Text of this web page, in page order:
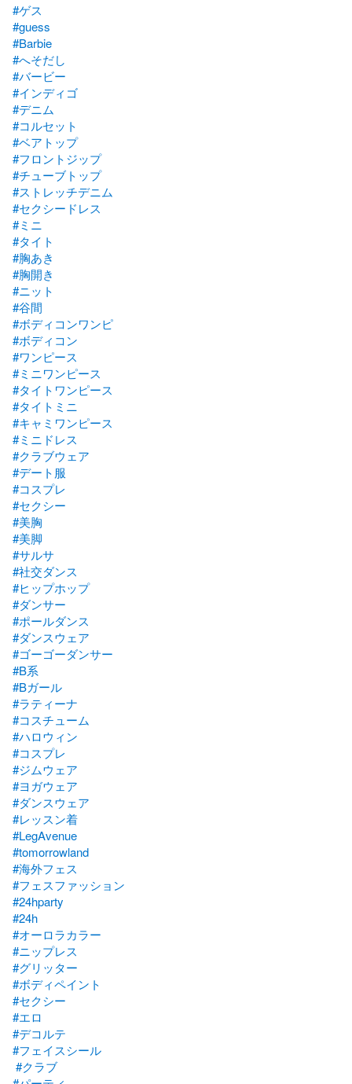
#ゲス
#guess
#Barbie
#へそだし
#バービー
#インディゴ
#デニム
#コルセット
#ベアトップ
#フロントジップ
#チューブトップ
#ストレッチデニム
#セクシードレス
#ミニ
#タイト
#胸あき
#胸開き
#ニット
#谷間
#ボディコンワンピ
#ボディコン
#ワンピース
#ミニワンピース
#タイトワンピース
#タイトミニ
#キャミワンピース
#ミニドレス
#クラブウェア
#デート服
#コスプレ
#セクシー
#美胸
#美脚
#サルサ
#社交ダンス
#ヒップホップ
#ダンサー
#ポールダンス
#ダンスウェア
#ゴーゴーダンサー
#B系
#Bガール
#ラティーナ
#コスチューム
#ハロウィン
#コスプレ
#ジムウェア
#ヨガウェア
#ダンスウェア
#レッスン着
#LegAvenue
#tomorrowland
#海外フェス
#フェスファッション
#24hparty
#24h
#オーロラカラー
#ニップレス
#グリッター
#ボディペイント
#セクシー
#エロ
#デコルテ
#フェイスシール
#クラブ